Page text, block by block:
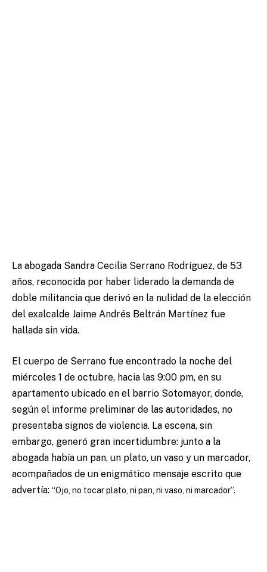
La abogada Sandra Cecilia Serrano Rodríguez, de 53
años, reconocida por haber liderado la demanda de
doble militancia que derivó en la nulidad de la elección
del exalcalde Jaime Andrés Beltrán Martínez fue
hallada sin vida.
El cuerpo de Serrano fue encontrado la noche del
miércoles 1 de octubre, hacia las 9:00 pm, en su
apartamento ubicado en el barrio Sotomayor, donde,
según el informe preliminar de las autoridades, no
presentaba signos de violencia. La escena, sin
embargo, generó gran incertidumbre: junto a la
abogada había un pan, un plato, un vaso y un marcador,
acompañados de un enigmático mensaje escrito que
advertía: “Ojo, no tocar plato, ni pan, ni vaso, ni marcador”.